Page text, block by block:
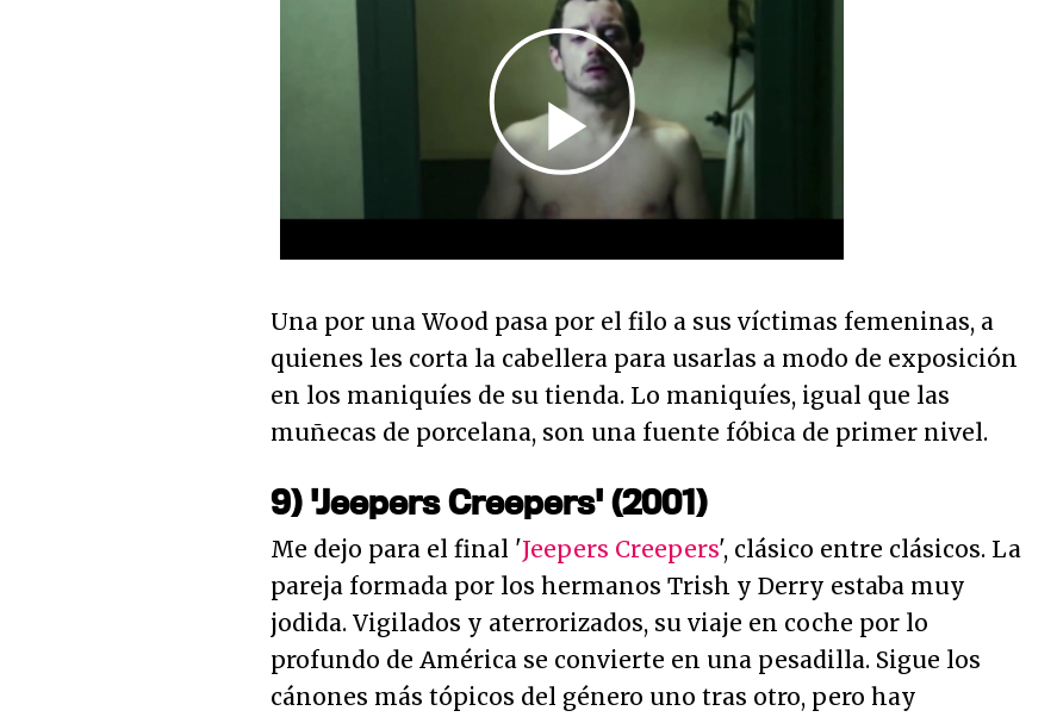
Una por una Wood pasa por el filo a sus víctimas femeninas, a
quienes les corta la cabellera para usarlas a modo de exposición
en los maniquíes de su tienda. Lo maniquíes, igual que las
muñecas de porcelana, son una fuente fóbica de primer nivel.
9) 'Jeepers Creepers' (2001)
Me dejo para el final 'Jeepers Creepers', clásico entre clásicos. La
pareja formada por los hermanos Trish y Derry estaba muy
jodida. Vigilados y aterrorizados, su viaje en coche por lo
profundo de América se convierte en una pesadilla. Sigue los
cánones más tópicos del género uno tras otro, pero hay